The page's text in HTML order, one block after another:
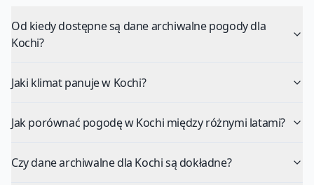
Od kiedy dostępne są dane archiwalne pogody dla
Kochi?
Jaki klimat panuje w Kochi?
Jak porównać pogodę w Kochi między różnymi latami?
Czy dane archiwalne dla Kochi są dokładne?